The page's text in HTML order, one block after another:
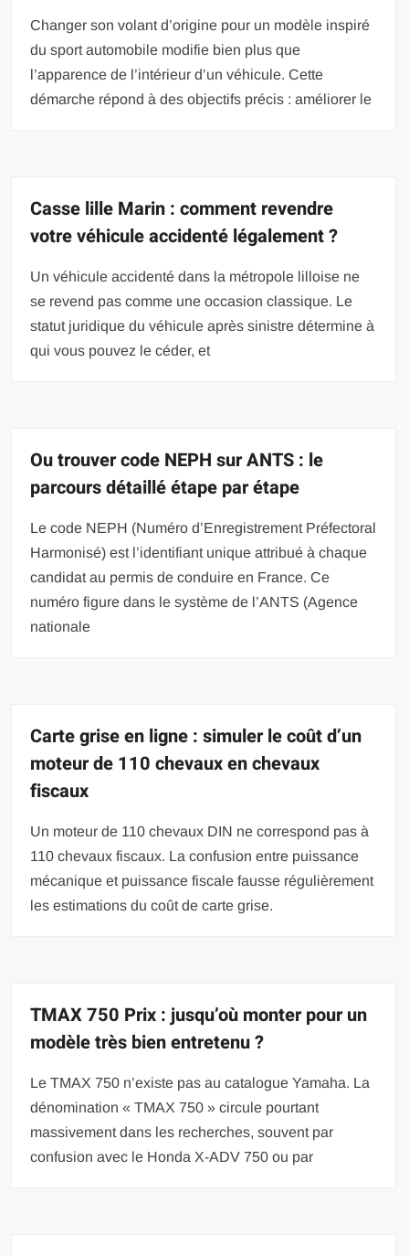
Changer son volant d’origine pour un modèle inspiré
du sport automobile modifie bien plus que
l’apparence de l’intérieur d’un véhicule. Cette
démarche répond à des objectifs précis : améliorer le
Casse lille Marin : comment revendre
votre véhicule accidenté légalement ?
Un véhicule accidenté dans la métropole lilloise ne
se revend pas comme une occasion classique. Le
statut juridique du véhicule après sinistre détermine à
qui vous pouvez le céder, et
Ou trouver code NEPH sur ANTS : le
parcours détaillé étape par étape
Le code NEPH (Numéro d’Enregistrement Préfectoral
Harmonisé) est l’identifiant unique attribué à chaque
candidat au permis de conduire en France. Ce
numéro figure dans le système de l’ANTS (Agence
nationale
Carte grise en ligne : simuler le coût d’un
moteur de 110 chevaux en chevaux
fiscaux
Un moteur de 110 chevaux DIN ne correspond pas à
110 chevaux fiscaux. La confusion entre puissance
mécanique et puissance fiscale fausse régulièrement
les estimations du coût de carte grise.
TMAX 750 Prix : jusqu’où monter pour un
modèle très bien entretenu ?
Le TMAX 750 n’existe pas au catalogue Yamaha. La
dénomination « TMAX 750 » circule pourtant
massivement dans les recherches, souvent par
confusion avec le Honda X-ADV 750 ou par